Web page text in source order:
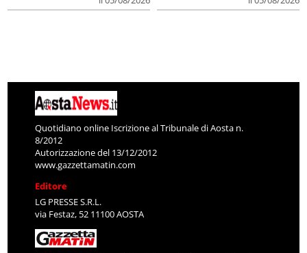
Quotidiano online Iscrizione al Tribunale di Aosta n.
8/2012
Autorizzazione del 13/12/2012
www.gazzettamatin.com
Editore
LG PRESSE S.R.L.
via Festaz, 52 11100 AOSTA